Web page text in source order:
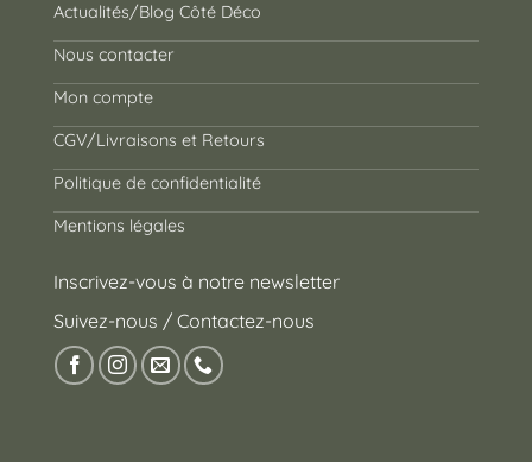
Actualités/Blog Côté Déco
Nous contacter
Mon compte
CGV/Livraisons et Retours
Politique de confidentialité
Mentions légales
Inscrivez-vous à notre newsletter
Suivez-nous / Contactez-nous